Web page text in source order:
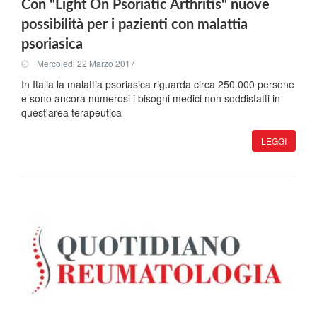
Con "Light On Psoriatic Arthritis" nuove
possibilità per i pazienti con malattia
psoriasica
Mercoledi 22 Marzo 2017
In Italia la malattia psoriasica riguarda circa 250.000 persone
e sono ancora numerosi i bisogni medici non soddisfatti in
quest'area terapeutica
LEGGI